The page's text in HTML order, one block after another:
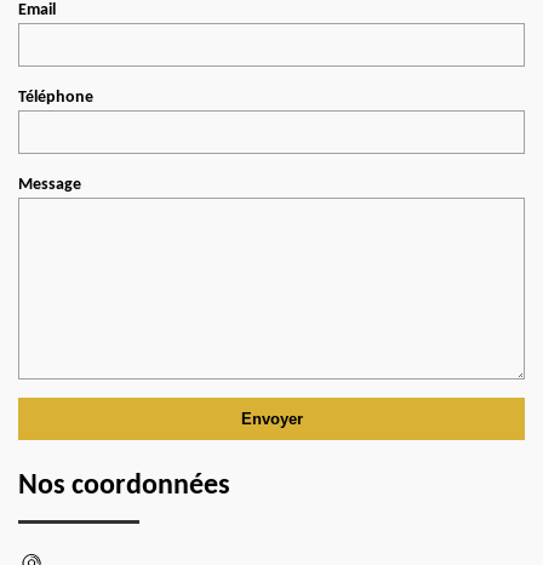
Email
Téléphone
Message
Nos coordonnées